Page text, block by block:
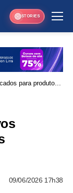
STORIES
para produtos
09/06/2026 17h38